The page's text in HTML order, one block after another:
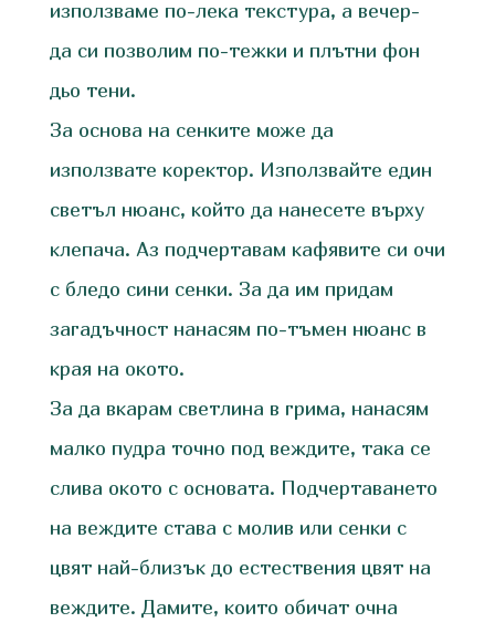
използваме по-лека текстура, а вечер-
да си позволим по-тежки и плътни фон
дьо тени.
За основа на сенките може да
използвате коректор. Използвайте един
светъл нюанс, който да нанесете върху
клепача. Аз подчертавам кафявите си очи
с бледо сини сенки. За да им придам
загадъчност нанасям по-тъмен нюанс в
края на окото.
За да вкарам светлина в грима, нанасям
малко пудра точно под веждите, така се
слива окото с основата. Подчертаването
на веждите става с молив или сенки с
цвят най-близък до естествения цвят на
веждите. Дамите, които обичат очна